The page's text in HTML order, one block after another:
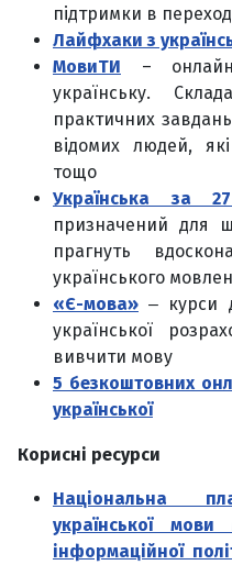
підтримки в
Лайфхаки з
МовиТИ
–
українську.
практичних
відомих людей,
тощо
Українська за
призначений для
прагнуть
українського
«Є-мова» ‒ курси
української
вивчити мову
5 безкоштовних
української
Корисні ресурси
Національна
української мови
інформаційної